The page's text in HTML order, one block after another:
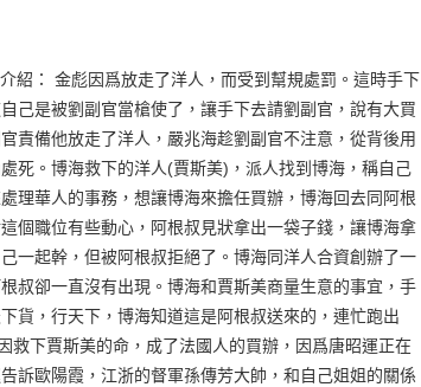
紹： 金彪因爲放走了洋人，而受到幫規處罰。這時手下
己是被劉副官當槍使了，讓手下去請劉副官，說有大買
責備他放走了洋人，嚴兆海趁劉副官不注意，從背後用
死。博海救下的洋人(賈斯美)，派人找到博海，稱自己
理華人的事務，想讓博海來擔任買辦，博海回去同阿根
個職位有些動心，阿根叔見狀拿出一袋子錢，讓博海拿
一起幹，但被阿根叔拒絕了。博海同洋人合資創辦了一
叔卻一直沒有出現。博海和賈斯美商量生意的事宜，手
貨，行天下，博海知道這是阿根叔送來的，連忙跑出
救下賈斯美的命，成了法國人的買辦，因爲唐昭運正在
訴歐陽霞，江浙的督軍孫傳芳大帥，和自己姐姐的關係